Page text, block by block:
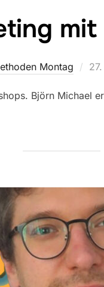
Montag
Björn Michael